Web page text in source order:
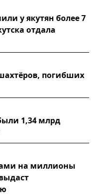
у якутян более 7
отдала
погибших
1,34 млрд
на миллионы